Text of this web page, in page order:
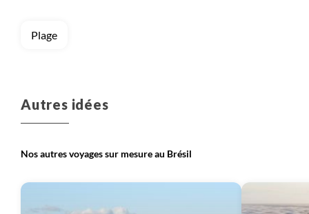
nouveaux projets et développer des nouveaux
voyages.
Plage
Autres idées
Nos autres voyages sur mesure au Brésil